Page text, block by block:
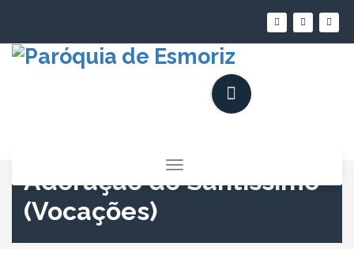
conteúdo
Alternar
a
Adoração do Santíssimo
(Vocações)